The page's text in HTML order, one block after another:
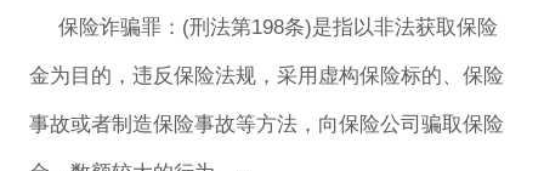
保险诈骗罪：(刑法第198条)是指以非法获取保险
金为目的，违反保险法规，采用虚构保险标的、保险
事故或者制造保险事故等方法，向保险公司骗取保险